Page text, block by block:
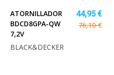
ATORNILLADOR
BDCD8GPA-QW
7,2V
44,95 €
76,10 €
BLACK&DECKER